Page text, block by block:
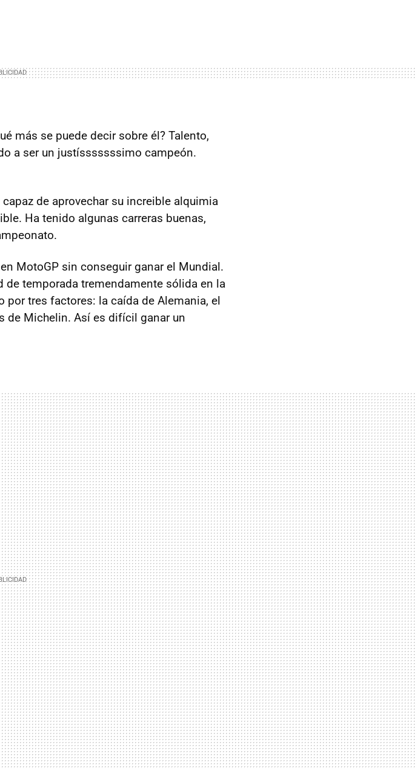
más se puede decir sobre él? Talento,
a ser un justísssssssimo campeón.
de aprovechar su increible alquimia
Ha tenido algunas carreras buenas,
MotoGP sin conseguir ganar el Mundial.
temporada tremendamente sólida en la
por tres factores: la caída de Alemania, el
de Michelin. Así es difícil ganar un